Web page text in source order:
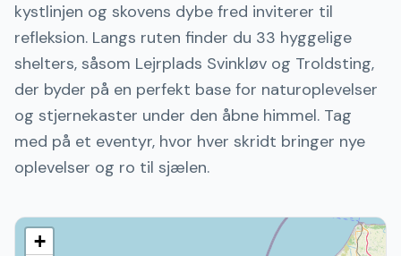
kystlinjen og skovens dybe fred inviterer til
refleksion. Langs ruten finder du 33 hyggelige
shelters, såsom Lejrplads Svinkløv og Troldsting,
der byder på en perfekt base for naturoplevelser
og stjernekaster under den åbne himmel. Tag
med på et eventyr, hvor hver skridt bringer nye
oplevelser og ro til sjælen.
+